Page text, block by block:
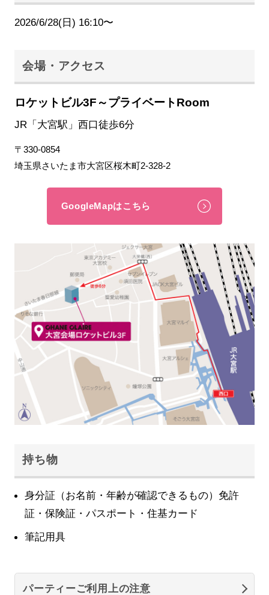
2026/6/28(日) 16:10〜
会場・アクセス
ロケットビル3F～プライベートRoom
JR「大宮駅」西口徒歩6分
〒330-0854
埼玉県さいたま市大宮区桜木町2-328-2
GoogleMapはこちら
持ち物
身分証（お名前・年齢が確認できるもの）免許
証・保険証・パスポート・住基カード
筆記用具
パーティーご利用上の注意